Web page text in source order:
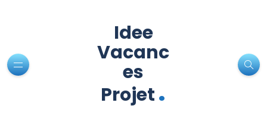
Idee
Vacanc
es
Projet.